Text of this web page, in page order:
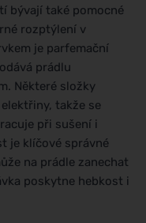
bývají také pomocné
rozptýlení v
je parfemační
prádlu
Některé složky
takže se
při sušení i
je klíčové správné
na prádle zanechat
poskytne hebkost i